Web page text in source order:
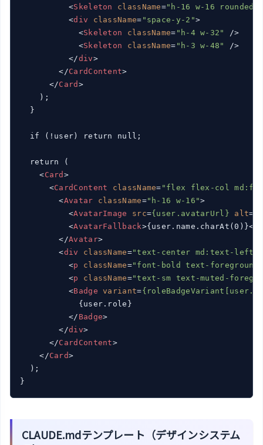
<Skeleton className="h-16 w-16
<div className= "space-y-2">
<Skeleton className= "h-4 w-32"
/>
<Skeleton className= "h-3 w-48"
/>
</div>
</CardContent>
</Card >
    );
  }
  if (!user) return null;
  return (
<Card >
<CardContent className= "flex flex-col
<Avatar className="h-16 w-16">
<AvatarImage src={user.avatarUrl} alt=
<AvatarFallback>{user.name.charAt(0)}</
</Avatar>
<div className="text-center md:text-left"
<p className="font-bold text-
<p className="text-sm text-muted-
<Badge variant=
            {user.role}
</ Badge>
</div>
</CardContent>
</Card>
  );
}
CLAUDE.mdテンプレート（デザインシステム